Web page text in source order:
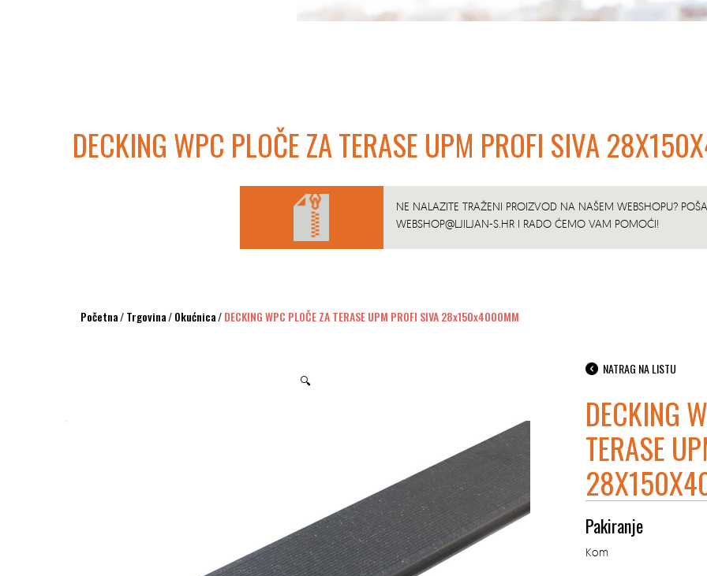
DECKING WPC PLOČE ZA TERASE UPM PROFI SIVA
NE NALAZITE TRAŽENI PROIZVOD NA NAŠEM WEBSHOPU?
WEBSHOP@LJILJAN-S.HRI RADO ĆEMO VAM POMOĆI!
Početna/Trgovina/Okućnica/DECKING WPC PLOČE ZA TERASE UPM PROFI SIVA 28x150x4000MM
🔍
NATRAG NA LISTU
DECKING
TERASE
Pakiranje
Kom